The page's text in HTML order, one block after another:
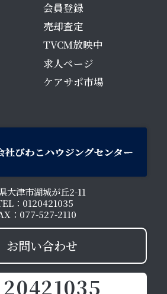
会員登録
売却査定
TVCM放映中
求人ページ
ケアサポ市場
大津市湖城が丘2-11
：0120421035
：077-527-2110
お問い合わせ